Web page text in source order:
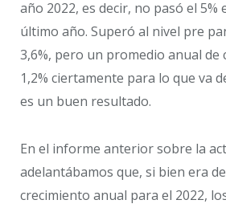
año 2022, es decir, no pasó el 5%
último año. Superó al nivel pre
3,6%, pero un promedio anual de
1,2% ciertamente para lo que va
es un buen resultado.
En el informe anterior sobre la
adelantábamos que, si bien era
crecimiento anual para el 2022,